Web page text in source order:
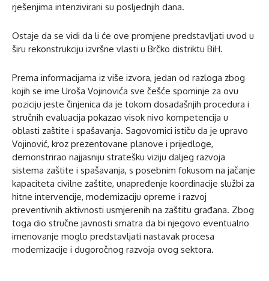
rješenjima intenzivirani su posljednjih dana.
Ostaje da se vidi da li će ove promjene predstavljati uvod u
širu rekonstrukciju izvršne vlasti u Brčko distriktu BiH.
Prema informacijama iz više izvora, jedan od razloga zbog
kojih se ime Uroša Vojinovića sve češće spominje za ovu
poziciju jeste činjenica da je tokom dosadašnjih procedura i
stručnih evaluacija pokazao visok nivo kompetencija u
oblasti zaštite i spašavanja. Sagovornici ističu da je upravo
Vojinović, kroz prezentovane planove i prijedloge,
demonstrirao najjasniju stratešku viziju daljeg razvoja
sistema zaštite i spašavanja, s posebnim fokusom na jačanje
kapaciteta civilne zaštite, unapređenje koordinacije službi za
hitne intervencije, modernizaciju opreme i razvoj
preventivnih aktivnosti usmjerenih na zaštitu građana. Zbog
toga dio stručne javnosti smatra da bi njegovo eventualno
imenovanje moglo predstavljati nastavak procesa
modernizacije i dugoročnog razvoja ovog sektora.